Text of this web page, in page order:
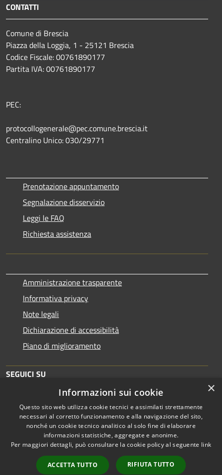
CONTATTI
Comune di Brescia
Piazza della Loggia, 1 - 25121 Brescia
Codice Fiscale: 00761890177
Partita IVA: 00761890177
PEC:
protocollogenerale@pec.comune.brescia.it
Centralino Unico: 030/29771
Prenotazione appuntamento
Segnalazione disservizio
Leggi le FAQ
Richiesta assistenza
Amministrazione trasparente
Informativa privacy
Note legali
Dichiarazione di accessibilità
Piano di miglioramento
SEGUICI SU
RSS
Accessibilità
Copyright © 2026 • Comune di
Municipium•
Accesso
×
Informazioni sui cookie
Questo sito web utilizza cookie tecnici e assimilati strettamente
necessari al corretto funzionamento e alla navigazione del sito,
nonché un cookie tecnico analitico al solo fine di elaborare
informazioni statistiche, aggregate e anonime.
Per maggiori dettagli, può consultare la cookie policy al seguente link
ACCETTA TUTTO RIFIUTA TUTTO